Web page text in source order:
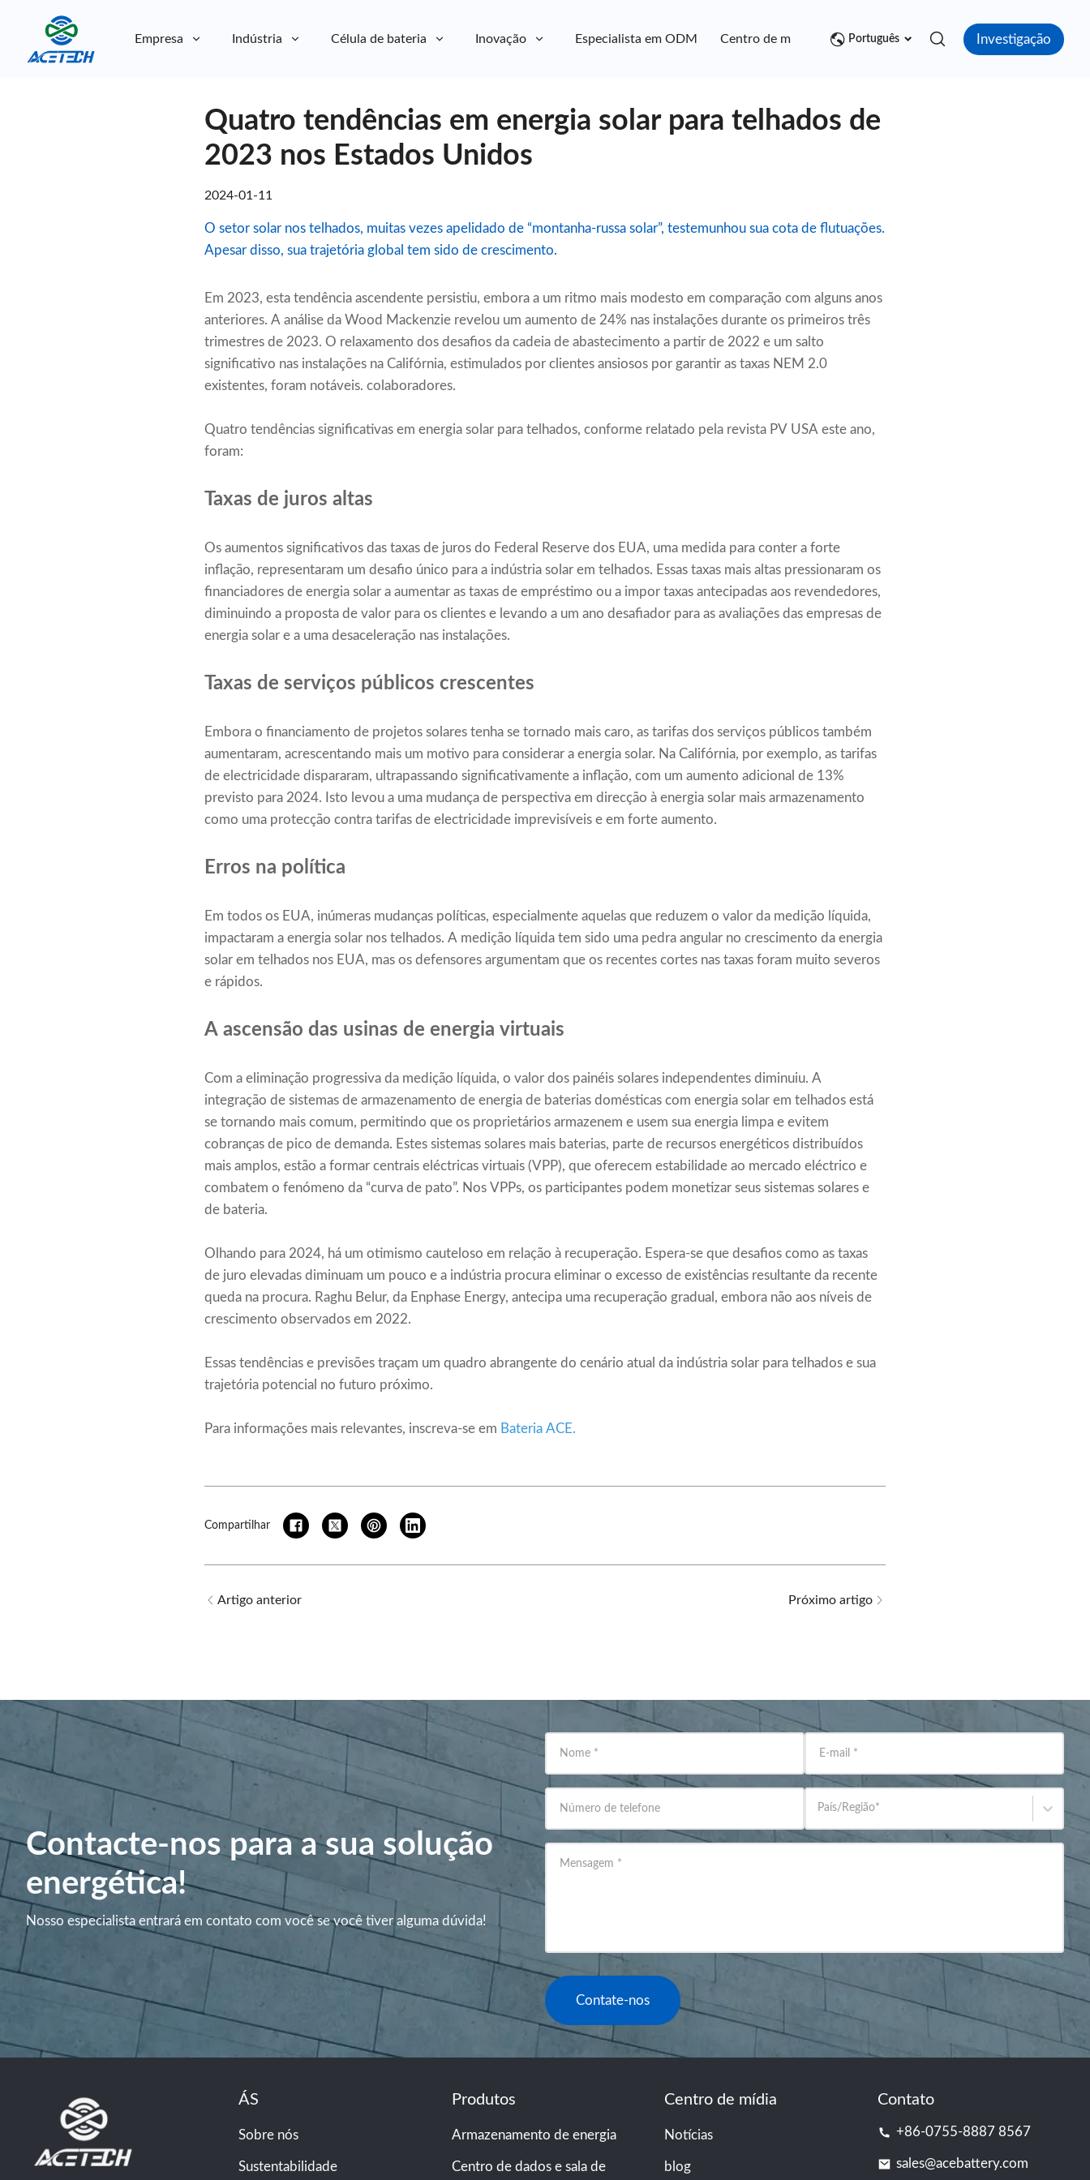
Empresa Indústria Célula de bateria Inovação Especialista em ODM Centro de mídia Contato
Português Investigação
Quatro tendências em energia solar para telhados de
2023 nos Estados Unidos
2024-01-11
O setor solar nos telhados, muitas vezes apelidado de “montanha-russa solar”, testemunhou sua cota de flutuações.
Apesar disso, sua trajetória global tem sido de crescimento.
Em 2023, esta tendência ascendente persistiu, embora a um ritmo mais modesto em comparação com alguns anos
anteriores. A análise da Wood Mackenzie revelou um aumento de 24% nas instalações durante os primeiros três
trimestres de 2023. O relaxamento dos desafios da cadeia de abastecimento a partir de 2022 e um salto
significativo nas instalações na Califórnia, estimulados por clientes ansiosos por garantir as taxas NEM 2.0
existentes, foram notáveis. colaboradores.
Quatro tendências significativas em energia solar para telhados, conforme relatado pela revista PV USA este ano,
foram:
Taxas de juros altas
Os aumentos significativos das taxas de juros do Federal Reserve dos EUA, uma medida para conter a forte
inflação, representaram um desafio único para a indústria solar em telhados. Essas taxas mais altas pressionaram os
financiadores de energia solar a aumentar as taxas de empréstimo ou a impor taxas antecipadas aos revendedores,
diminuindo a proposta de valor para os clientes e levando a um ano desafiador para as avaliações das empresas de
energia solar e a uma desaceleração nas instalações.
Taxas de serviços públicos crescentes
Embora o financiamento de projetos solares tenha se tornado mais caro, as tarifas dos serviços públicos também
aumentaram, acrescentando mais um motivo para considerar a energia solar. Na Califórnia, por exemplo, as tarifas
de electricidade dispararam, ultrapassando significativamente a inflação, com um aumento adicional de 13%
previsto para 2024. Isto levou a uma mudança de perspectiva em direcção à energia solar mais armazenamento
como uma protecção contra tarifas de electricidade imprevisíveis e em forte aumento.
Erros na política
Em todos os EUA, inúmeras mudanças políticas, especialmente aquelas que reduzem o valor da medição líquida,
impactaram a energia solar nos telhados. A medição líquida tem sido uma pedra angular no crescimento da energia
solar em telhados nos EUA, mas os defensores argumentam que os recentes cortes nas taxas foram muito severos
e rápidos.
A ascensão das usinas de energia virtuais
Com a eliminação progressiva da medição líquida, o valor dos painéis solares independentes diminuiu. A
integração de sistemas de armazenamento de energia de baterias domésticas com energia solar em telhados está
se tornando mais comum, permitindo que os proprietários armazenem e usem sua energia limpa e evitem
cobranças de pico de demanda. Estes sistemas solares mais baterias, parte de recursos energéticos distribuídos
mais amplos, estão a formar centrais eléctricas virtuais (VPP), que oferecem estabilidade ao mercado eléctrico e
combatem o fenómeno da “curva de pato”. Nos VPPs, os participantes podem monetizar seus sistemas solares e
de bateria.
Olhando para 2024, há um otimismo cauteloso em relação à recuperação. Espera-se que desafios como as taxas
de juro elevadas diminuam um pouco e a indústria procura eliminar o excesso de existências resultante da recente
queda na procura. Raghu Belur, da Enphase Energy, antecipa uma recuperação gradual, embora não aos níveis de
crescimento observados em 2022.
Essas tendências e previsões traçam um quadro abrangente do cenário atual da indústria solar para telhados e sua
trajetória potencial no futuro próximo.
Para informações mais relevantes, inscreva-se em Bateria ACE.
Compartilhar
Artigo anterior Próximo artigo
Contacte-nos para a sua solução
energética!
Nosso especialista entrará em contato com você se você tiver alguma dúvida!
Nome * E-mail *
Número de telefone País/Região*
Mensagem *
Contate-nos
ÁS
Sobre nós
Sustentabilidade
Produtos
Armazenamento de energia
Centro de dados e sala de
Centro de mídia
Notícias
blog
Contato
+86-0755-8887 8567
sales@acebattery.com